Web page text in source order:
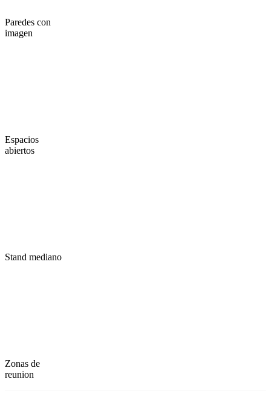
Paredes con
imagen
Espacios
abiertos
Stand mediano
Zonas de
reunion